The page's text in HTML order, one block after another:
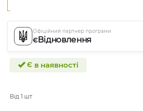
Офіційний партнер програми
єВідновлення
Є в наявності
Від 1 шт